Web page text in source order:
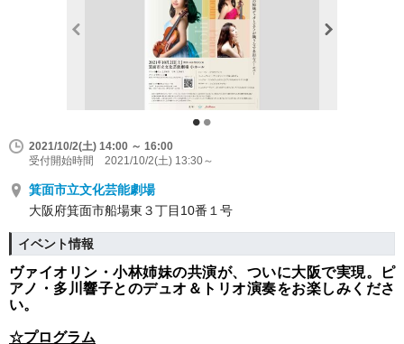
2021/10/2(土) 14:00 ～ 16:00
受付開始時間 2021/10/2(土) 13:30～
箕面市立文化芸能劇場
大阪府箕面市船場東３丁目10番１号
イベント情報
ヴァイオリン・小林姉妹の共演が、ついに大阪で実現。ピ
アノ・多川響子とのデュオ＆トリオ演奏をお楽しみくださ
い。
☆プログラム